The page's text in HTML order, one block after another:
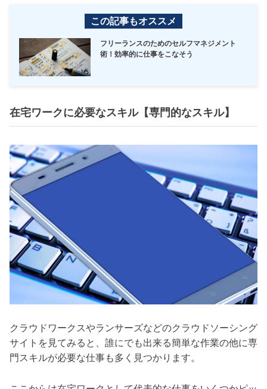
この記事もオススメ
フリーランスのためのセルフマネジメント
術！効率的に仕事をこなそう
在宅ワークに必要なスキル【専門的なスキル】
クラウドワークスやランサーズなどのクラウドソーシング
サイトを見てみると、誰にでも出来る簡単な作業の他に専
門スキルが必要な仕事も多く見つかります。